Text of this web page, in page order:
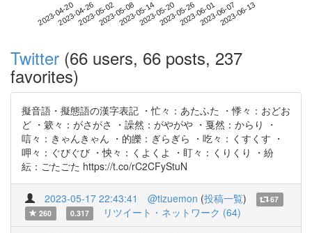
2023-04-202023-04-262023-05-022023-05-082023-05-142023-05-202023-05-262023-06-012023-06-072023-06-13
Twitter (66 users, 66 posts, 237
favorites)
擬音語・擬態語の漢字表記 ・忙々：あたふた ・悸々：おどお
ど ・簌々：がさがさ ・譟然：がやがや ・戛然：からり ・
唁々：きゃんきゃん ・的皪：ぎらぎら ・吃々：くすくす ・
呷々：ぐびぐび ・怏々：くよくよ ・盯々：くりくり ・紛
紜：ごたごた https://t.co/rC2CFyStuN
2023-05-17 22:43:41 @tizuemon (投稿一覧)
67
260
0.317 リツイート・ネットワーク (64)